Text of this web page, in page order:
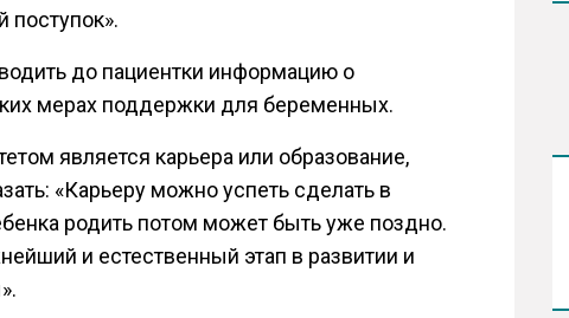
поступок».
до пациентки информацию о
мерах поддержки для беременных.
является карьера или образование,
«Карьеру можно успеть сделать в
родить потом может быть уже поздно.
и естественный этап в развитии и